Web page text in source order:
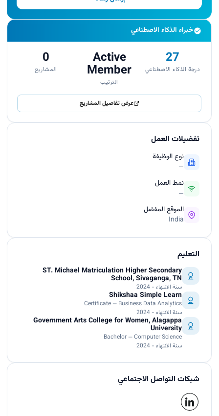
analysis across 9 roles, identifying that Sales
(326 points).</p>
خبراء الذكاء الاصطناعي
27
درجة الذكاء الاصطناعي
Active
Member
الترتيب
0
المشاريع
عرض تفاصيل المشاريع
تفضيلات العمل
نوع الوظيفة
—
نمط العمل
—
الموقع المفضل
India
التعليم
ST. Michael Matriculation Higher Secondary
School, Sivaganga, TN
سنة الانتهاء - 2024
Shikshaa Simple Learn
Certificate — Business Data Analytics
سنة الانتهاء - 2024
Government Arts College for Women, Alagappa
University
Bachelor — Computer Science
سنة الانتهاء - 2024
شبكات التواصل الاجتماعي